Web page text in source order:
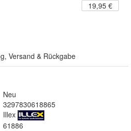
19,95 €
Versand & Rückgabe
Neu
3297830618865
Illex
61886